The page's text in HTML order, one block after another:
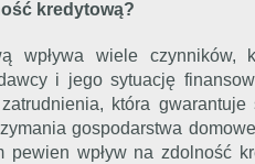
kredytową?
wpływa wiele
i jego sytuację
która
gospodarstwa
pewien wpływ na zdolność